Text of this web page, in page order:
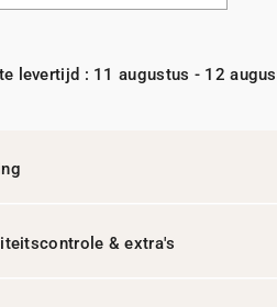
levertijd : 11 augustus - 12
& extra's